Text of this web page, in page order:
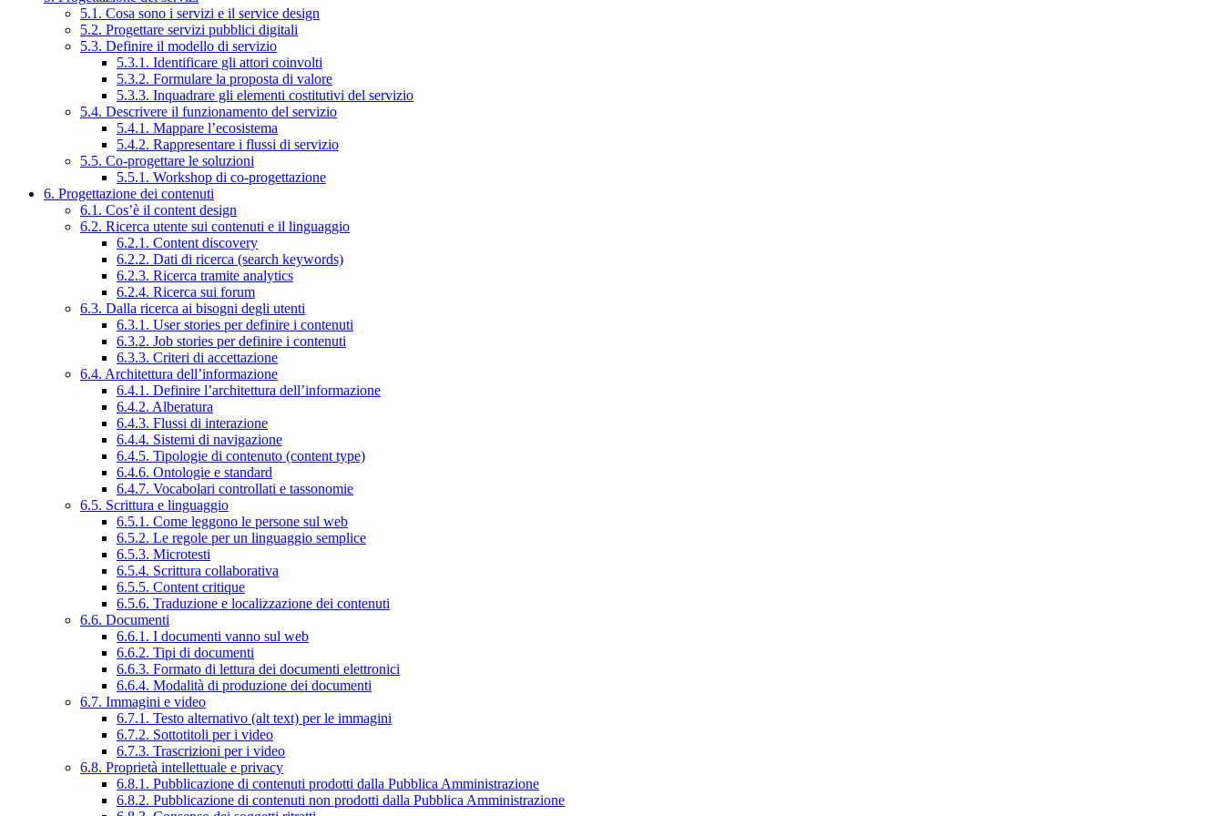
5.1. Cosa sono i servizi e il service design
5.2. Progettare servizi pubblici digitali
5.3. Definire il modello di servizio
5.3.1. Identificare gli attori coinvolti
5.3.2. Formulare la proposta di valore
5.3.3. Inquadrare gli elementi costitutivi del servizio
5.4. Descrivere il funzionamento del servizio
5.4.1. Mappare l’ecosistema
5.4.2. Rappresentare i flussi di servizio
5.5. Co-progettare le soluzioni
5.5.1. Workshop di co-progettazione
6. Progettazione dei contenuti
6.1. Cos’è il content design
6.2. Ricerca utente sui contenuti e il linguaggio
6.2.1. Content discovery
6.2.2. Dati di ricerca (search keywords)
6.2.3. Ricerca tramite analytics
6.2.4. Ricerca sui forum
6.3. Dalla ricerca ai bisogni degli utenti
6.3.1. User stories per definire i contenuti
6.3.2. Job stories per definire i contenuti
6.3.3. Criteri di accettazione
6.4. Architettura dell’informazione
6.4.1. Definire l’architettura dell’informazione
6.4.2. Alberatura
6.4.3. Flussi di interazione
6.4.4. Sistemi di navigazione
6.4.5. Tipologie di contenuto (content type)
6.4.6. Ontologie e standard
6.4.7. Vocabolari controllati e tassonomie
6.5. Scrittura e linguaggio
6.5.1. Come leggono le persone sul web
6.5.2. Le regole per un linguaggio semplice
6.5.3. Microtesti
6.5.4. Scrittura collaborativa
6.5.5. Content critique
6.5.6. Traduzione e localizzazione dei contenuti
6.6. Documenti
6.6.1. I documenti vanno sul web
6.6.2. Tipi di documenti
6.6.3. Formato di lettura dei documenti elettronici
6.6.4. Modalità di produzione dei documenti
6.7. Immagini e video
6.7.1. Testo alternativo (alt text) per le immagini
6.7.2. Sottotitoli per i video
6.7.3. Trascrizioni per i video
6.8. Proprietà intellettuale e privacy
6.8.1. Pubblicazione di contenuti prodotti dalla Pubblica Amministrazione
6.8.2. Pubblicazione di contenuti non prodotti dalla Pubblica Amministrazione